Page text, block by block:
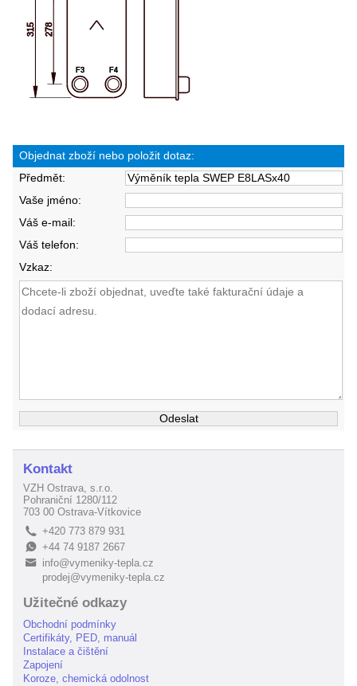
Objednat zboží nebo položit dotaz:
Předmět:
Vaše jméno:
Váš e-mail:
Váš telefon:
Vzkaz:
Kontakt
VZH Ostrava, s.r.o.
Pohraniční 1280/112
703 00 Ostrava-Vítkovice
L +420 773 879 931
E+44 74 9187 2667
B
info@vymeniky-tepla.cz
prodej@vymeniky-tepla.cz
Užitečné odkazy
Obchodní podmínky
Certifikáty, PED, manuál
Instalace a čištění
Zapojení
Koroze, chemická odolnost